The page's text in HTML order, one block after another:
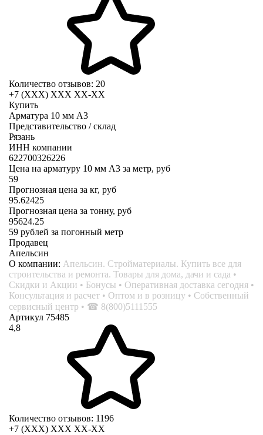
Количество отзывов: 20
+7 (XXX) ХХХ ХХ-ХХ
Купить
Арматура 10 мм А3
Представительство / склад
Рязань
ИНН компании
622700326226
Цена на арматуру 10 мм А3 за метр, руб
59
Прогнозная цена за кг, руб
95.62425
Прогнозная цена за тонну, руб
95624.25
59 рублей за погонный метр
Продавец
Апельсин
О компании: Апельсин. Стройматериалы. Купить все для
строительства и ремонта. Товары для дома, дачи и сада •
Скидки и Акции • Бонусы • Оперативная доставка сегодня •
Консультация и расчет • Оптом и в розницу • Собственный
сервисный центр • ☎ 8(800)5111555
Артикул 75485
4,8
Количество отзывов: 1196
+7 (XXX) ХХХ ХХ-ХХ